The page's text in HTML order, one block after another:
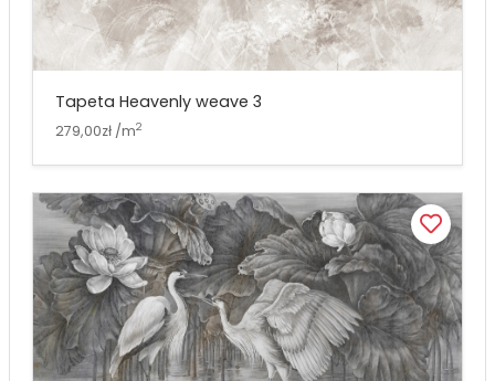
Tapeta Heavenly weave 3
279,00zł /m2